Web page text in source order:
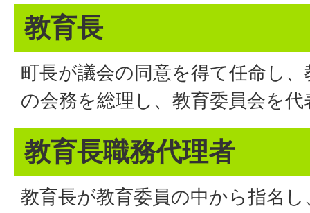
教育長
町長が議会の同意を得て任命し
の会務を総理し、教育委員会を
教育長職務代理者
教育長が教育委員の中から指名